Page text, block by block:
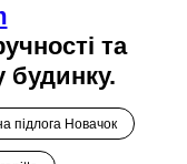
та
підлога Новачок